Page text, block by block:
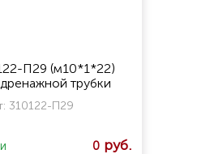
П29 (м10*1*22)
трубки
310122-П29
0